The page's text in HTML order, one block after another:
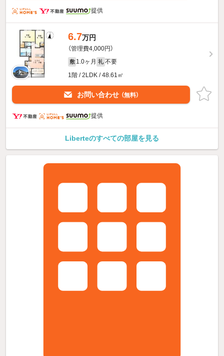
提供
6.7万円
（管理費4,000円）
敷 1.0ヶ月 礼 不要
1階 / 2LDK / 48.61㎡
お問い合わせ （無料）
提供
Liberteのすべての部屋を見る